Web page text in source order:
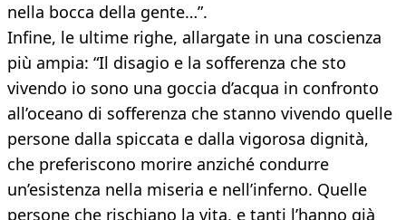
nella bocca della gente…”.
Infine, le ultime righe, allargate in una coscienza
più ampia: “Il disagio e la sofferenza che sto
vivendo io sono una goccia d’acqua in confronto
all’oceano di sofferenza che stanno vivendo quelle
persone dalla spiccata e dalla vigorosa dignità,
che preferiscono morire anziché condurre
un’esistenza nella miseria e nell’inferno. Quelle
persone che rischiano la vita, e tanti l’hanno già